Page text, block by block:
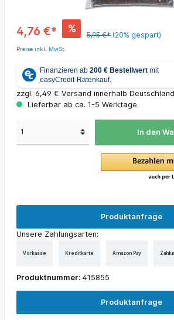
4,76 €* %
5,95 €* (20% gespart)
Preise inkl. MwSt.
zzgl. 6,49 € Versand innerhalb
Lieferbar ab ca. 1-5 Werktage
In den
Produktanfrage
Unsere Zahlungsarten:
Vorkasse Kreditkarte Amazon Pay
Produktnummer: 415855
Produktanfrage